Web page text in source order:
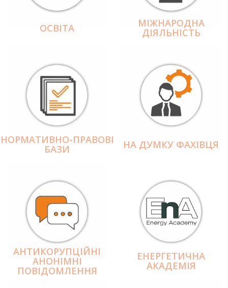
ОСВІТА МІЖНАРОДНА
ДІЯЛЬНІCТЬ
НОРМАТИВНО-ПРАВОВІ
БАЗИ НА ДУМКУ ФАХІВЦЯ
АНТИКОРУПЦІЙНІ
АНОНІМНІ
ПОВІДОМЛЕННЯ
ЕНЕРГЕТИЧНА
АКАДЕМІЯ